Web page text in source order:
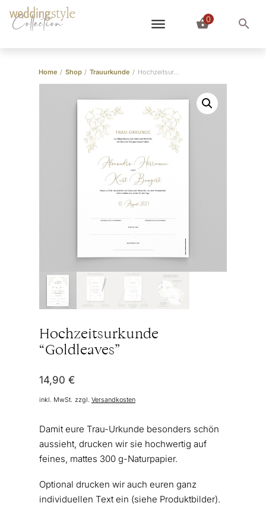
Collection 0
Home / Shop / Trauurkunde / Hochzeitsurkunde “Goldleaves”
Hochzeitsurkunde
“Goldleaves”
14,90 €
inkl. MwSt. zzgl. Versandkosten
Damit eure Trau-Urkunde besonders schön
aussieht, drucken wir sie hochwertig auf
feines, mattes 300 g-Naturpapier.
Optional drucken wir auch euren ganz
individuellen Text ein (siehe Produktbilder).